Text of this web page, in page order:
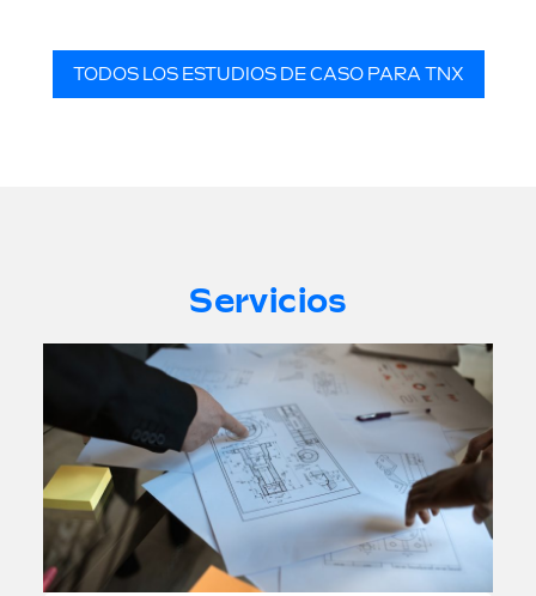
TODOS LOS ESTUDIOS DE CASO PARA TNX
Servicios